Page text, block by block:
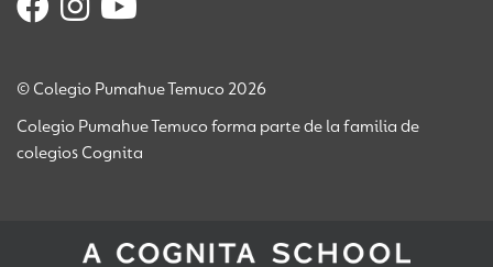
© Colegio Pumahue Temuco 2026
Colegio Pumahue Temuco forma parte de la familia de
colegios Cognita
Aranceles